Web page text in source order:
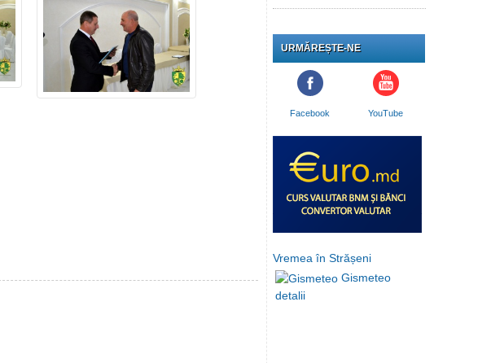
URMĂREȘTE-NE
Facebook YouTube
Vremea în Strășeni
Gismeteo
detalii